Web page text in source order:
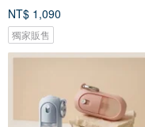
NT$ 1,090
獨家販售